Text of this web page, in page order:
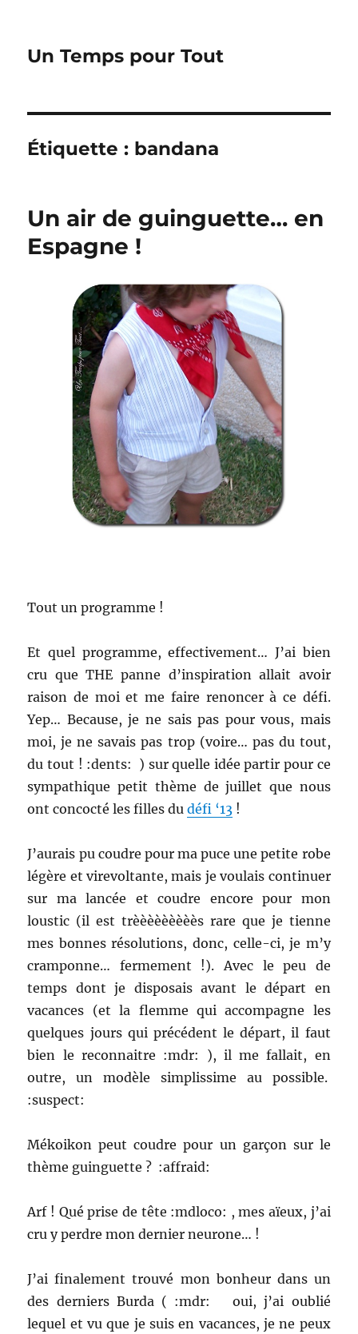
Un Temps pour Tout
Étiquette : bandana
Un air de guinguette… en
Espagne !
Tout un programme !
Et quel programme, effectivement… J’ai bien
cru que THE panne d’inspiration allait avoir
raison de moi et me faire renoncer à ce défi.
Yep… Because, je ne sais pas pour vous, mais
moi, je ne savais pas trop (voire… pas du tout,
du tout ! :dents: ) sur quelle idée partir pour ce
sympathique petit thème de juillet que nous
ont concocté les filles dudéfi ‘13 !
J’aurais pu coudre pour ma puce une petite robe
légère et virevoltante, mais je voulais continuer
sur ma lancée et coudre encore pour mon
loustic (il est trèèèèèèèèès rare que je tienne
mes bonnes résolutions, donc, celle-ci, je m’y
cramponne… fermement !). Avec le peu de
temps dont je disposais avant le départ en
vacances (et la flemme qui accompagne les
quelques jours qui précédent le départ, il faut
bien le reconnaitre :mdr: ), il me fallait, en
outre, un modèle simplissime au possible.
:suspect:
Mékoikon peut coudre pour un garçon sur le
thème guinguette ? :affraid:
Arf ! Qué prise de tête :mdloco: , mes aïeux, j’ai
cru y perdre mon dernier neurone… !
J’ai finalement trouvé mon bonheur dans un
des derniers Burda ( :mdr: oui, j’ai oublié
lequel et vu que je suis en vacances, je ne peux